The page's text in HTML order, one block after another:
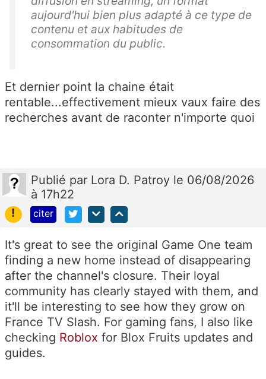
aujourd'hui bien plus adapté à ce type de
contenu et aux habitudes de
consommation du public.
Et dernier point la chaine était
rentable...effectivement mieux vaux faire des
recherches avant de raconter n'importe quoi
Publié par Lora D. Patroy le 06/08/2026
à 17h22
!
citer
It's great to see the original Game One team
finding a new home instead of disappearing
after the channel's closure. Their loyal
community has clearly stayed with them, and
it'll be interesting to see how they grow on
France TV Slash. For gaming fans, I also like
checking Roblox for Blox Fruits updates and
guides.